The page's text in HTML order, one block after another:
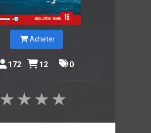
Acheter
172 12 0
★
★
★
★